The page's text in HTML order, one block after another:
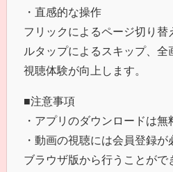
・直感的な操作
フリックによるページ切り替
ルタップによるスキップ、全
視聴体験が向上します。
■注意事項
・アプリのダウンロードは無
・動画の視聴には会員登録
ブラウザ版から行うことがで